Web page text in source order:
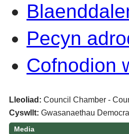
Pecyn
Cofnodion
Lleoliad: Council Chamber -
Cyswllt: Gwasanaethau
Media